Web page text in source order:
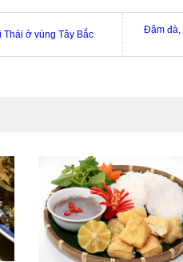
ở vùng Tây Bắc
Đậm đà,